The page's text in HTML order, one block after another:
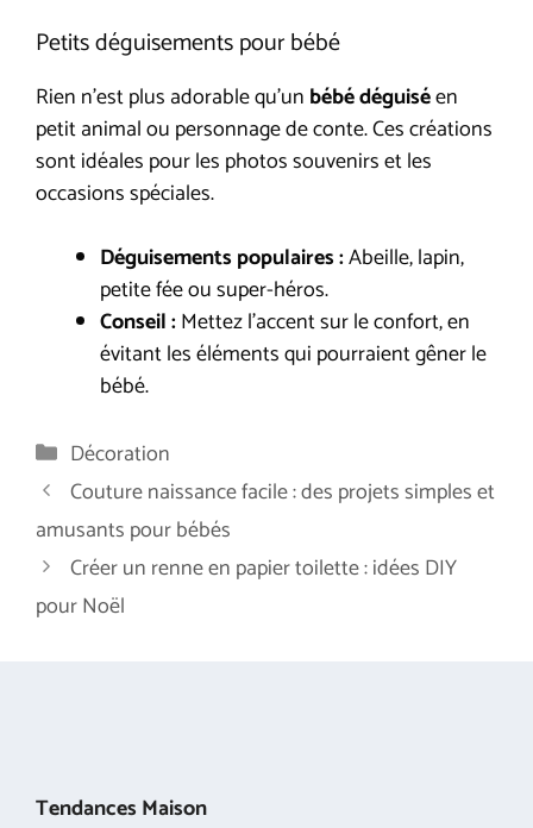
Petits déguisements pour bébé
Rien n’est plus adorable qu’un bébé déguiséen
petit animal ou personnage de conte. Ces créations
sont idéales pour les photos souvenirs et les
occasions spéciales.
Déguisements populaires :Abeille, lapin,
petite fée ou super-héros.
Conseil :Mettez l’accent sur le confort, en
évitant les éléments qui pourraient gêner le
bébé.
Catégories
Décoration
Couture naissance facile : des projets simples et
amusants pour bébés
Créer un renne en papier toilette : idées DIY
pour Noël
Tendances Maison